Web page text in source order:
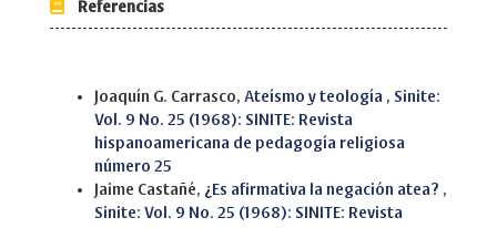
Referencias
Joaquín G. Carrasco, Ateísmo y teología , Sinite:
Vol. 9 No. 25 (1968): SINITE: Revista
hispanoamericana de pedagogía religiosa
número 25
Jaime Castañé, ¿Es afirmativa la negación atea? ,
Sinite: Vol. 9 No. 25 (1968): SINITE: Revista